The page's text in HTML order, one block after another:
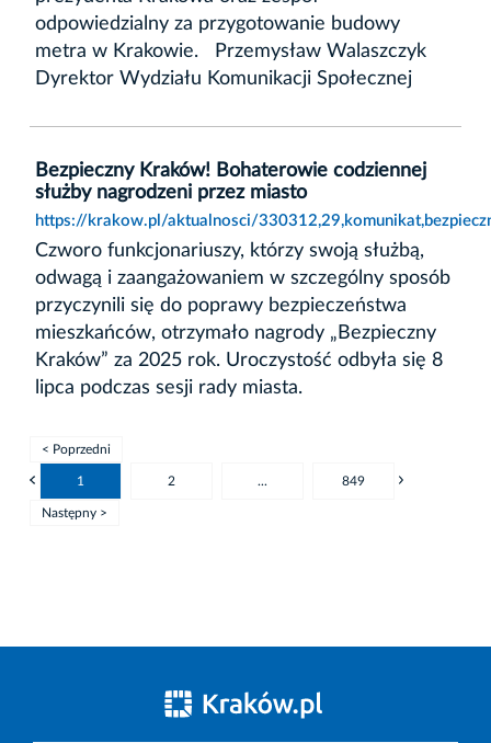
odpowiedzialny za przygotowanie budowy
metra w Krakowie. Przemysław Walaszczyk
Dyrektor Wydziału Komunikacji Społecznej
Bezpieczny Kraków! Bohaterowie codziennej
służby nagrodzeni przez miasto
https://krakow.pl/aktualnosci/
Czworo funkcjonariuszy, którzy swoją służbą,
odwagą i zaangażowaniem w szczególny sposób
przyczynili się do poprawy bezpieczeństwa
mieszkańców, otrzymało nagrody „Bezpieczny
Kraków” za 2025 rok. Uroczystość odbyła się 8
lipca podczas sesji rady miasta.
< Poprzedni
1 2 ... 849
Następny >